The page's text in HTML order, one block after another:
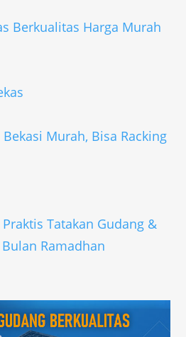
Berkualitas Harga Murah
Murah, Bisa Racking
Tatakan Gudang &
Ramadhan